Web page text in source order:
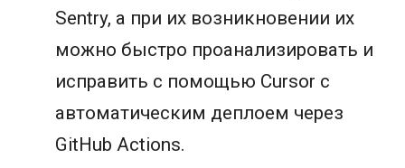
Sentry, а при их возникновении их
можно быстро проанализировать и
исправить с помощью Cursor с
автоматическим деплоем через
GitHub Actions.